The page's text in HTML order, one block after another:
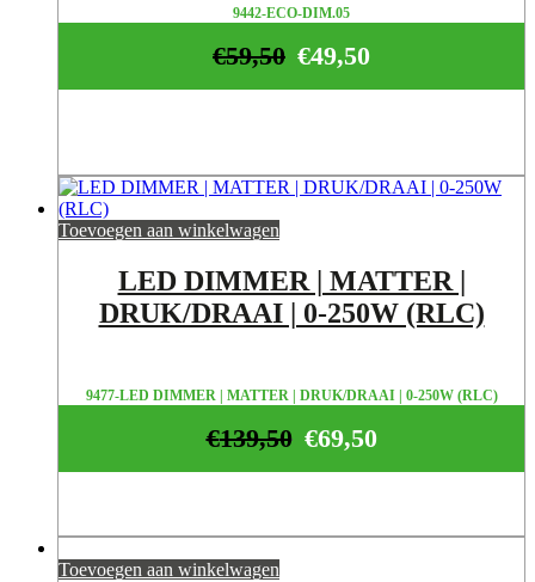
9442-ECO-DIM.05
€49,50
€59,50
Toevoegen aan winkelwagen
LED DIMMER | MATTER |
DRUK/DRAAI | 0-250W (RLC)
9477-LED DIMMER | MATTER | DRUK/DRAAI | 0-250W (RLC)
€69,50
€139,50
Toevoegen aan winkelwagen